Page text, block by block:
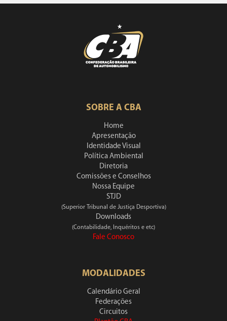
SOBRE A CBA
Home
Apresentação
Identidade Visual
Política Ambiental
Diretoria
Comissões e Conselhos
Nossa Equipe
STJD
(Superior Tribunal de Justiça Desportiva)
Downloads
(Contabilidade, Inquéritos e etc)
Fale Conosco
MODALIDADES
Calendário Geral
Federações
Circuitos